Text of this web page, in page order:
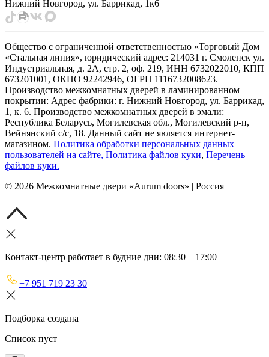
Нижний Новгород, ул. Баррикад, 1к6
Общество с ограниченной ответственностью «Торговый Дом
«Стальная линия», юридический адрес: 214031 г. Смоленск ул.
Индустриальная, д. 2А, стр. 2, оф. 219, ИНН 6732022010, КПП
673201001, ОКПО 92242946, ОГРН 1116732008623.
Производство межкомнатных дверей в ламинированном
покрытии: Адрес фабрики: г. Нижний Новгород, ул. Баррикад,
1, к. 6. Производство межкомнатных дверей в эмали:
Республика Беларусь, Могилевская обл., Могилевский р-н,
Вейнянский с/с, 18. Данный сайт не является интернет-
магазином. Политика обработки персональных данных
пользователей на сайте, Политика файлов куки, Перечень
файлов куки.
© 2026 Межкомнатные двери «Aurum doors» | Россия
Контакт-центр работает в будние дни: 08:30 – 17:00
+7 951 719 23 30
Подборка создана
Список пуст